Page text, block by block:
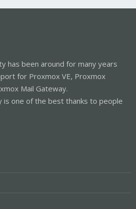
has been around for many years
for Proxmox VE, Proxmox
Mail Gateway.
is one of the best thanks to people